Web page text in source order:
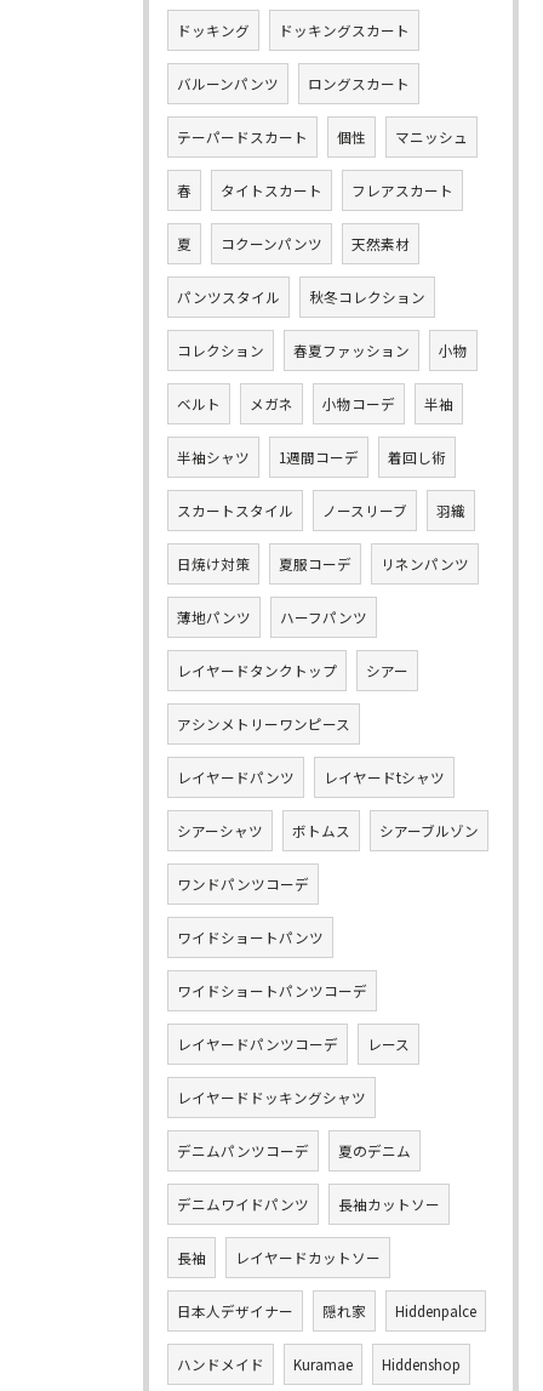
ドッキング ドッキングスカート
バルーンパンツ ロングスカート
テーパードスカート 個性 マニッシュ
春 タイトスカート フレアスカート
夏 コクーンパンツ 天然素材
パンツスタイル 秋冬コレクション
コレクション 春夏ファッション 小物
ベルト メガネ 小物コーデ 半袖
半袖シャツ 1週間コーデ 着回し術
スカートスタイル ノースリーブ 羽織
日焼け対策 夏服コーデ リネンパンツ
薄地パンツ ハーフパンツ
レイヤードタンクトップ シアー
アシンメトリーワンピース
レイヤードパンツ レイヤードtシャツ
シアーシャツ ボトムス シアーブルゾン
ワンドパンツコーデ
ワイドショートパンツ
ワイドショートパンツコーデ
レイヤードパンツコーデ レース
レイヤードドッキングシャツ
デニムパンツコーデ 夏のデニム
デニムワイドパンツ 長袖カットソー
長袖 レイヤードカットソー
日本人デザイナー 隠れ家 Hiddenpalce
ハンドメイド Kuramae Hiddenshop